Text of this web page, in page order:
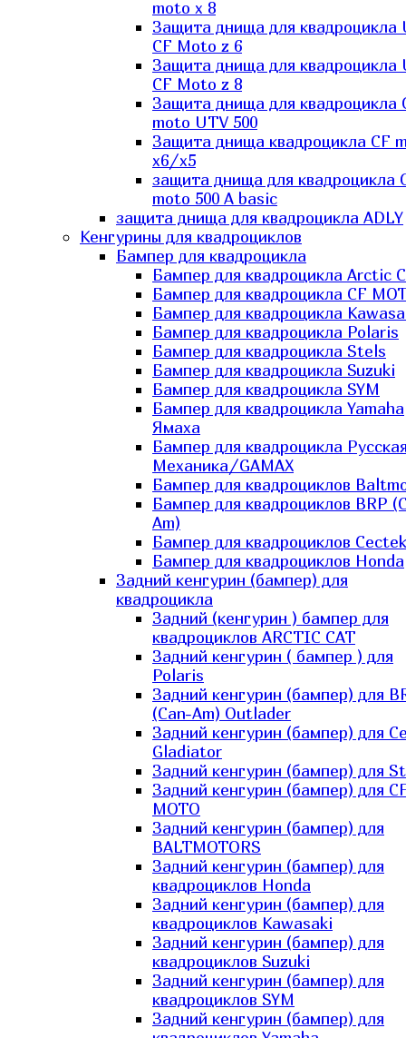
moto x 8
Защита днища для квадроцикла
CF Moto z 6
Защита днища для квадроцикла
CF Moto z 8
Защита днища для квадроцикла
moto UTV 500
Защита днища квадроцикла СF
x6/x5
защита днища для квадроцикла
moto 500 A basic
защита днища для квадроцикла ADLY
Кенгурины для квадроциклов
Бампер для квадроцикла
Бампер для квадроцикла Arctic
Бампер для квадроцикла CF
Бампер для квадроцикла
Бампер для квадроцикла Polaris
Бампер для квадроцикла Stels
Бампер для квадроцикла Suzuki
Бампер для квадроцикла SYM
Бампер для квадроцикла Yamaha
Ямаха
Бампер для квадроцикла
Механика/GAMAX
Бампер для квадроциклов
Бампер для квадроциклов BRP
Am)
Бампер для квадроциклов Cectek
Бампер для квадроциклов Honda
Задний кенгурин (бампер) для
квадроцикла
Задний (кенгурин ) бампер для
квадроциклов ARCTIC CAT
Задний кенгурин ( бампер ) для
Polaris
Задний кенгурин (бампер) для
(Can-Am) Outlader
Задний кенгурин (бампер) для
Gladiator
Задний кенгурин (бампер) для
Задний кенгурин (бампер) для
MOTO
Задний кенгурин (бампер) для
BALTMOTORS
Задний кенгурин (бампер) для
квадроциклов Honda
Задний кенгурин (бампер) для
квадроциклов Kawasaki
Задний кенгурин (бампер) для
квадроциклов Suzuki
Задний кенгурин (бампер) для
квадроциклов SYM
Задний кенгурин (бампер) для